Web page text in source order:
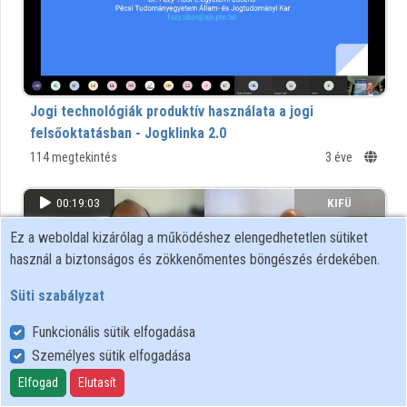
Jogi technológiák produktív használata a jogi
felsőoktatásban - Jogklinka 2.0
114 megtekintés 3 éve
00:19:03 KIFÜ
Ez a weboldal kizárólag a működéshez elengedhetetlen sütiket
használ a biztonságos és zökkenőmentes böngészés érdekében.
Süti szabályzat
Funkcionális sütik elfogadása
Személyes sütik elfogadása
Elfogad Elutasít